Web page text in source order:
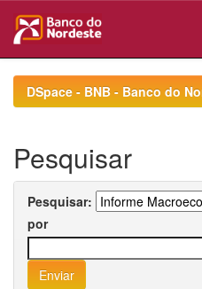
navigationDSpace - BNB - Banco do
Pesquisar
Pesquisar:
por